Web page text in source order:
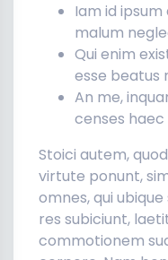
Iam id
malum
Qui enim
esse beatus
An me,
censes
Stoici autem,
virtute ponunt,
omnes, qui
res subiciunt,
commotionem